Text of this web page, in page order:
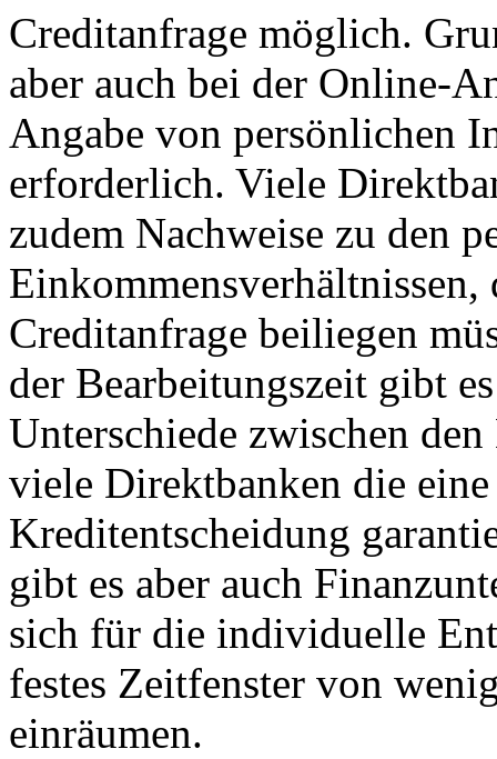
Creditanfrage möglich.
aber auch bei der Online-
Angabe von persönlichen
erforderlich. Viele
zudem Nachweise zu den
Einkommensverhältnissen,
Creditanfrage beiliegen
der Bearbeitungszeit gibt
Unterschiede zwischen
viele Direktbanken die
Kreditentscheidung
gibt es aber auch
sich für die individuelle
festes Zeitfenster von
einräumen.